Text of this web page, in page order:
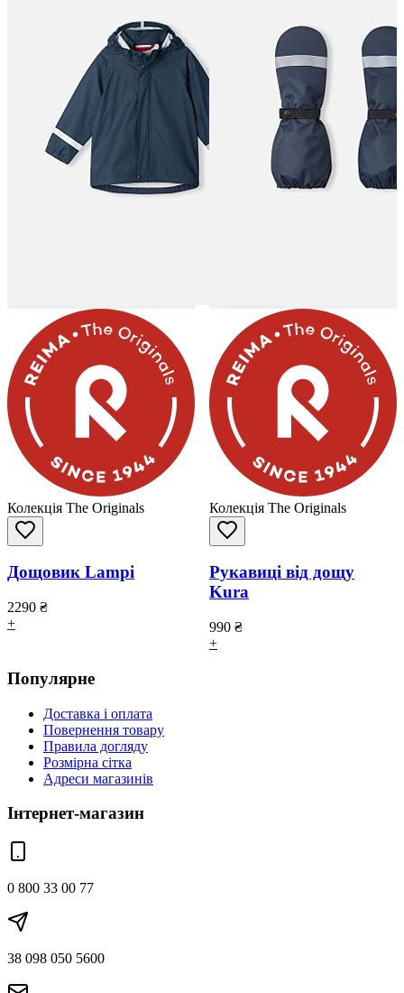
Колекція The Originals
Дощовик Lampi
2290 ₴
+
Колекція The Originals
Рукавиці від дощу
Kura
990 ₴
+
Популярне
Доставка і оплата
Повернення товару
Правила догляду
Розмірна сітка
Адреси магазинів
Інтернет-магазин
0 800 33 00 77
38 098 050 5600